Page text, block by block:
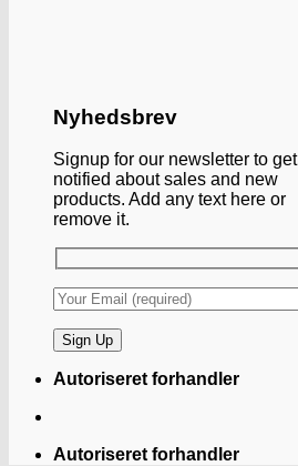
Nyhedsbrev
Signup for our newsletter to get
notified about sales and new
products. Add any text here or
remove it.
Autoriseret forhandler
Autoriseret forhandler